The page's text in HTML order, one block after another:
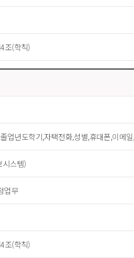
조(학칙)
업년도학기,자택전화,성별,휴대폰,이메
시스템)
업무
조(학칙)